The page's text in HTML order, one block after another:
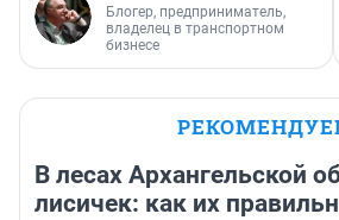
Блогер, предприниматель,
владелец в транспортном
бизнесе
В лесах Архангельской
лисичек: как их